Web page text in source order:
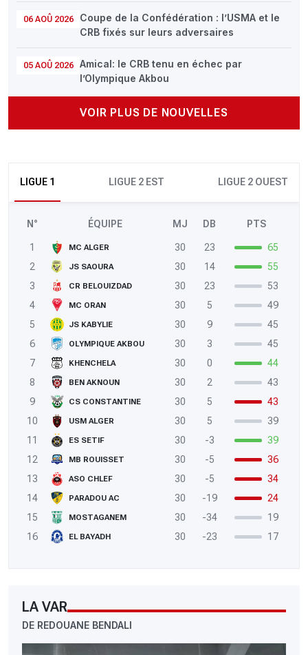
06 AOÛ 2026
Coupe de la Confédération : l’USMA et le
CRB fixés sur leurs adversaires
05 AOÛ 2026
Amical: le CRB tenu en échec par
l’Olympique Akbou
VOIR PLUS DE NOUVELLES
LIGUE 1 LIGUE 2 EST LIGUE 2 OUEST
N° ÉQUIPE MJ DB PTS
1 MC ALGER 30 23
65
2
JS SAOURA 30 14
55
3
CR BELOUIZDAD 30 23
53
4
MC ORAN 30 5
49
5
JS KABYLIE 30 9
45
6
OLYMPIQUE AKBOU 30 3
45
7
KHENCHELA 30 0
44
8
BEN AKNOUN 30 2
43
9
CS CONSTANTINE 30 5
43
10
USM ALGER 30 5
39
11
ES SETIF 30 -3
39
12
MB ROUISSET 30 -5
36
13
ASO CHLEF 30 -5
34
14
PARADOU AC 30 -19
24
15
MOSTAGANEM 30 -34
19
16
EL BAYADH 30 -23 17
LA VAR
DE REDOUANE BENDALI